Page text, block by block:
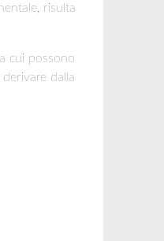
risulta
cui possono
dalla